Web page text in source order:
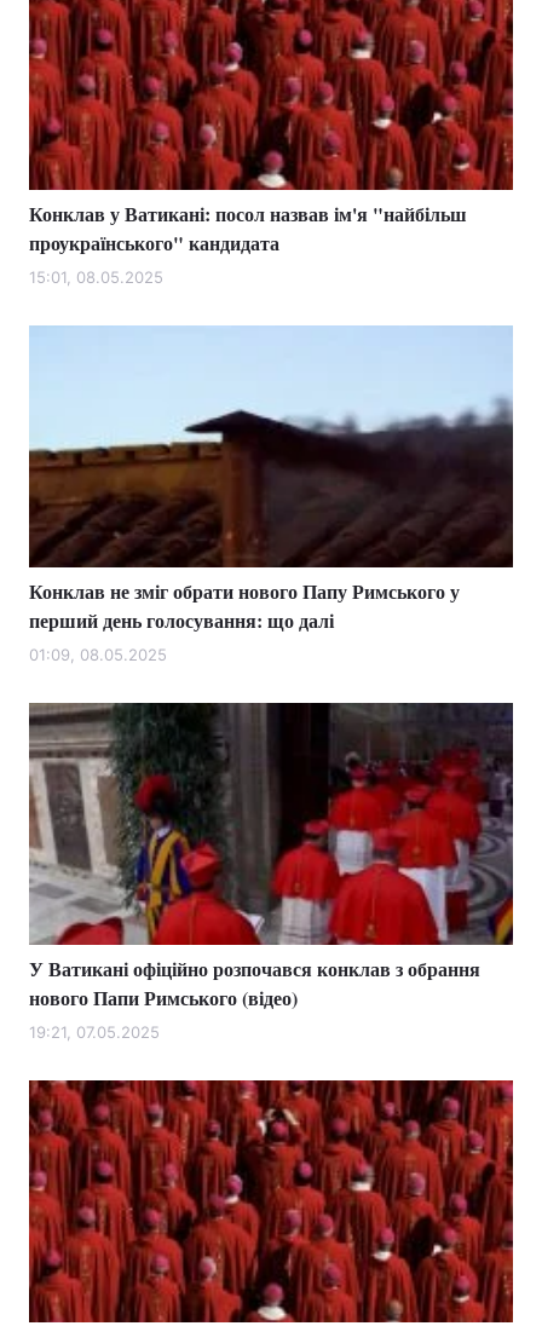
Конклав у Ватикані: посол назвав ім'я "найбільш
проукраїнського" кандидата
15:01, 08.05.2025
Конклав не зміг обрати нового Папу Римського у
перший день голосування: що далі
01:09, 08.05.2025
У Ватикані офіційно розпочався конклав з обрання
нового Папи Римського (відео)
19:21, 07.05.2025